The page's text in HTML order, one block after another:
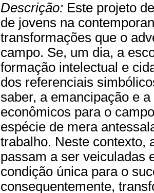
Descrição: Este projeto
de jovens na
transformações que o
campo. Se, um dia, a
formação intelectual e
dos referenciais
saber, a emancipação e
econômicos para o
espécie de mera
trabalho. Neste contexto,
passam a ser veiculadas
condição única para o
consequentemente,